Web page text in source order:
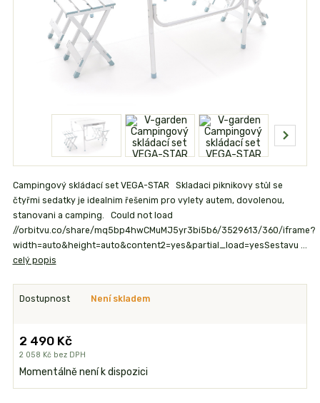
Campingový skládací set VEGA-STAR Skladaci piknikovy stůl se
čtyřmi sedatky je idealnim řešenim pro vylety autem, dovolenou,
stanovani a camping. Could not load
//orbitvu.co/share/mq5bp4hwCMuMJ5yr3bi5b6/3529613/360/iframe?
width=auto&height=auto&content2=yes&partial_load=yesSestavu ...
celý popis
Dostupnost Není skladem
2 490 Kč
2 058 Kč bez DPH
Momentálně není k dispozici